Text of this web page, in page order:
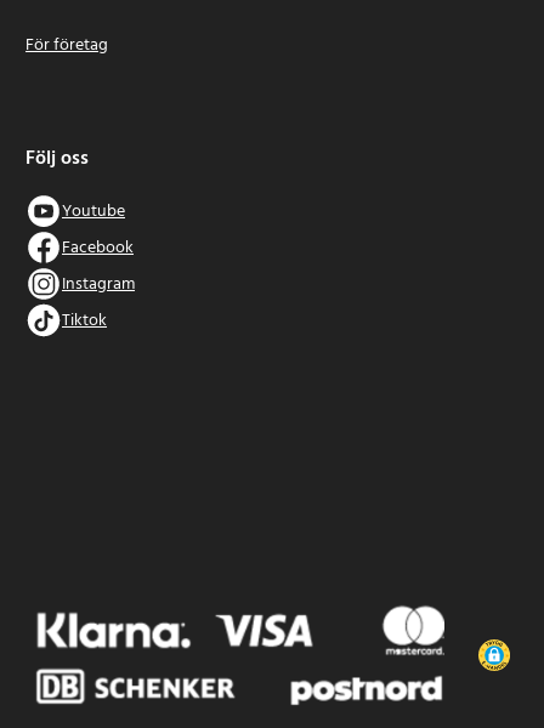
För företag
Följ oss
Youtube
Facebook
Instagram
Tiktok